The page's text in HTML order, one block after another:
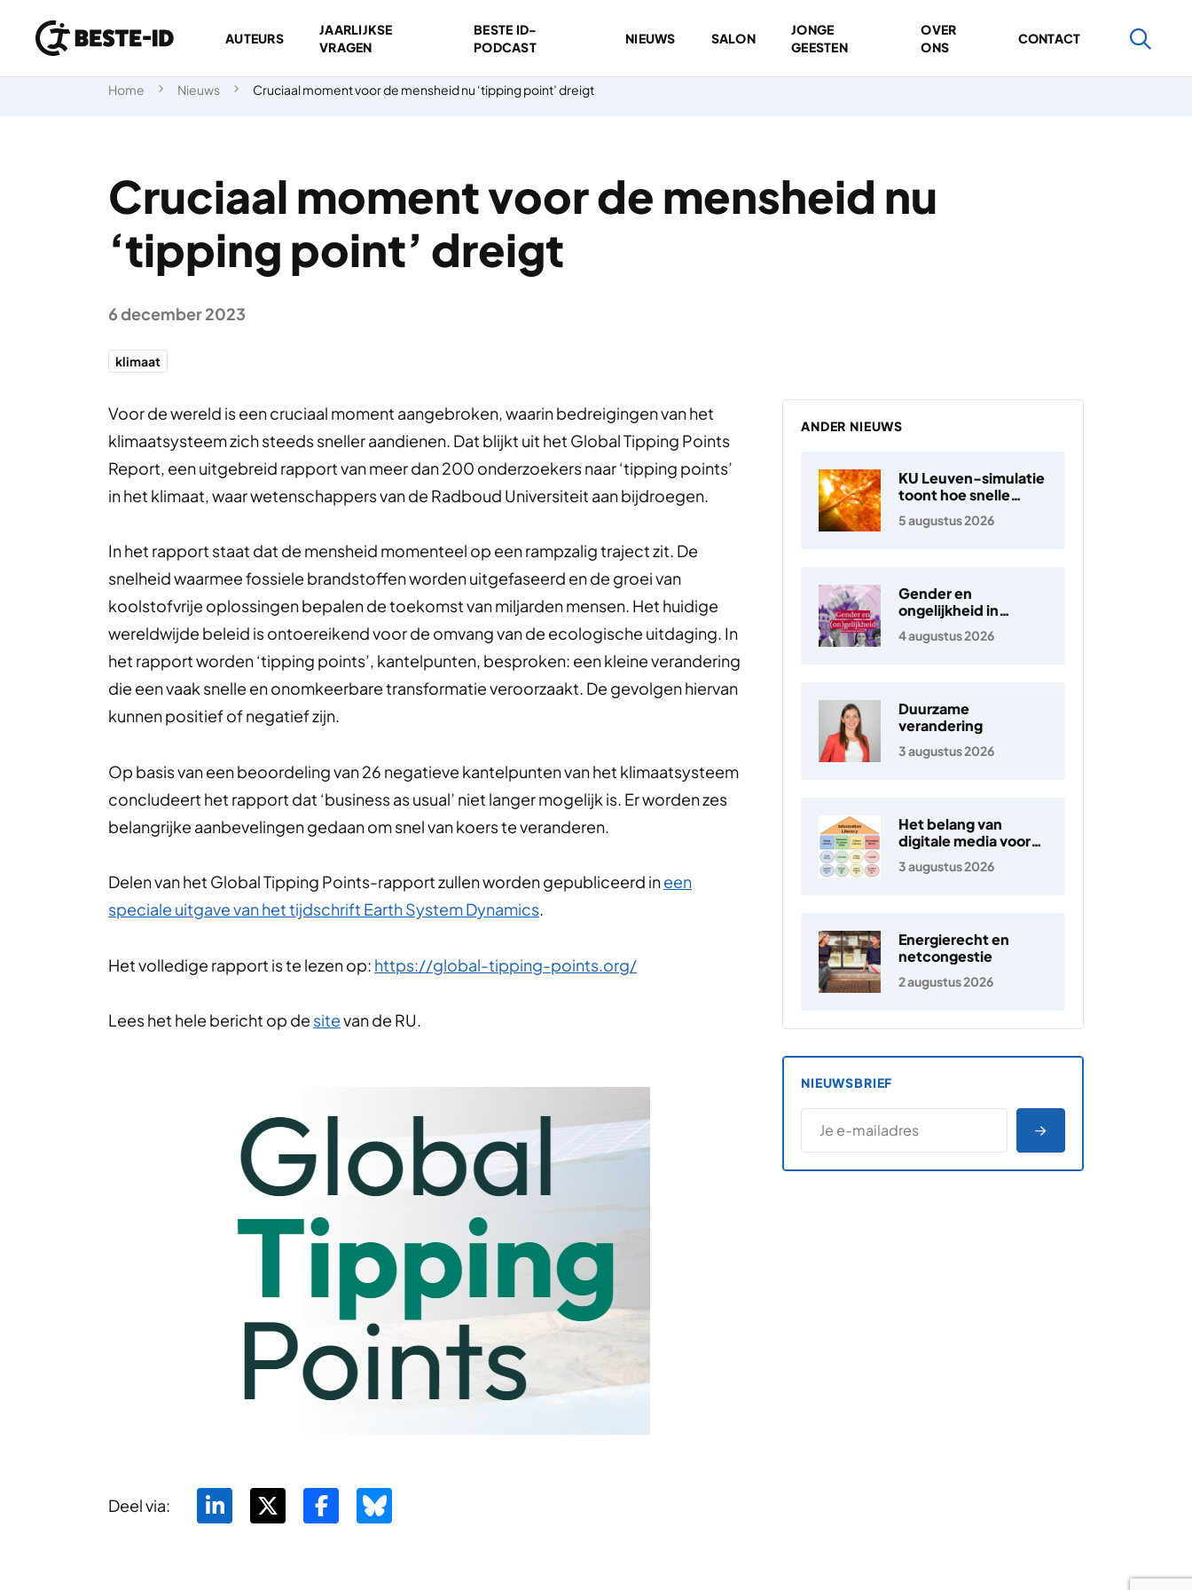
Ga naar inhoud
AUTEURS
JAARLIJKSE
VRAGEN
BESTE ID-
PODCAST
NIEUWS SALON
JONGE
GEESTEN
OVER
ONS
CONTACT
Home Nieuws Cruciaal moment voor de mensheid nu ‘tipping point’ dreigt
Cruciaal moment voor de mensheid nu
‘tipping point’ dreigt
6 december 2023
klimaat
Voor de wereld is een cruciaal moment aangebroken, waarin bedreigingen van het
klimaatsysteem zich steeds sneller aandienen. Dat blijkt uit het Global Tipping Points
Report, een uitgebreid rapport van meer dan 200 onderzoekers naar ‘tipping points’
in het klimaat, waar wetenschappers van de Radboud Universiteit aan bijdroegen.
In het rapport staat dat de mensheid momenteel op een rampzalig traject zit. De
snelheid waarmee fossiele brandstoffen worden uitgefaseerd en de groei van
koolstofvrije oplossingen bepalen de toekomst van miljarden mensen. Het huidige
wereldwijde beleid is ontoereikend voor de omvang van de ecologische uitdaging. In
het rapport worden ‘tipping points’, kantelpunten, besproken: een kleine verandering
die een vaak snelle en onomkeerbare transformatie veroorzaakt. De gevolgen hiervan
kunnen positief of negatief zijn.
Op basis van een beoordeling van 26 negatieve kantelpunten van het klimaatsysteem
concludeert het rapport dat ‘business as usual’ niet langer mogelijk is. Er worden zes
belangrijke aanbevelingen gedaan om snel van koers te veranderen.
Delen van het Global Tipping Points-rapport zullen worden gepubliceerd ineen
speciale uitgave van het tijdschrift Earth System Dynamics.
Het volledige rapport is te lezen op: https://global-tipping-points.org/
Lees het hele bericht op de sitevan de RU.
Deel via:
ANDER NIEUWS
KU Leuven-simulatie
toont hoe snelle
elektronen in de
zonnewind ontstaan
5 augustus 2026
Gender en
ongelijkheid in
Nederland
4 augustus 2026
Duurzame
verandering
3 augustus 2026
Het belang van
digitale media voor
jongeren
3 augustus 2026
Energierecht en
netcongestie
2 augustus 2026
NIEUWSBRIEF
E-MAILADRES
*
AANMELDEN